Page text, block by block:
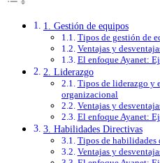
1. Gestión de equipos
Tipos de gestión de
Ventajas y
El enfoque Ayanet:
2. Liderazgo
Tipos de liderazgo y
organizacional
Ventajas y
El enfoque Ayanet:
3. Habilidades Directivas
Tipos de habilidades
Ventajas y